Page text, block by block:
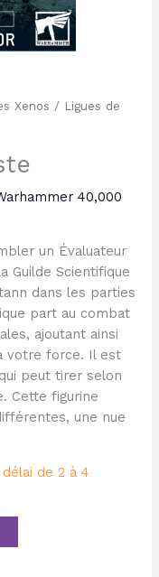
Xenos / Ligues de
40,000
un Évaluateur
Guilde Scientifique
dans les parties
part au combat
ajoutant ainsi
votre force. Il est
peut tirer selon
Cette figurine
une nue
de 2 à 4